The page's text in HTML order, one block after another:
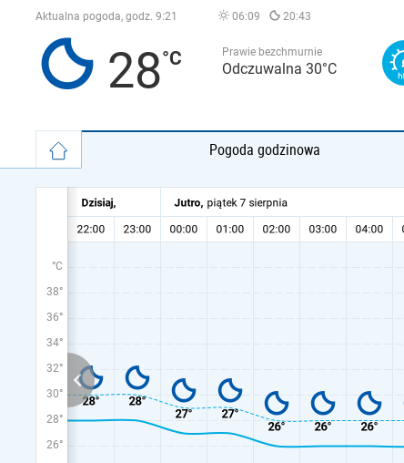
Aktualna pogoda, godz. 9:21 06:09 20:43
28 Prawie bezchmurnie
Odczuwalna 30°C
Pogoda godzinowa
°C
38°
36°
34°
32°
30°
28°
26°